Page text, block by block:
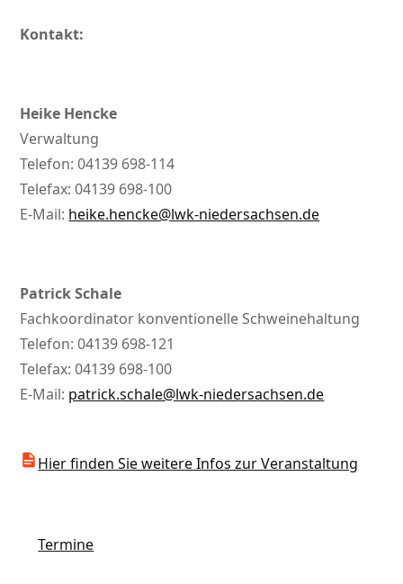
Kontakt:
Heike Hencke
Verwaltung
Telefon: 04139 698-114
Telefax: 04139 698-100
E-Mail: heike.hencke@lwk-niedersachsen.de
Patrick Schale
Fachkoordinator konventionelle Schweinehaltung
Telefon: 04139 698-121
Telefax: 04139 698-100
E-Mail: patrick.schale@lwk-niedersachsen.de
Hier finden Sie weitere Infos zur Veranstaltung
Termine